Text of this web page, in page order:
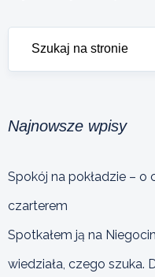
Najnowsze wpisy
Spokój na pokładzie –
czarterem
Spotkałem ją na
wiedziała, czego szuka.